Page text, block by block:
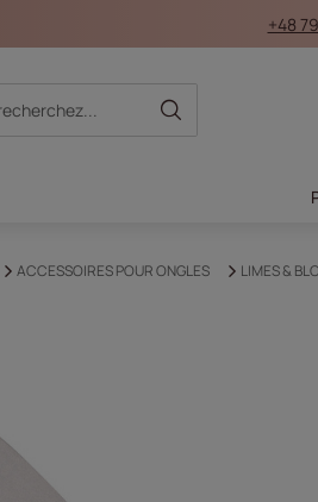
+48
ACCESSOIRES POUR ONGLES LIMES &